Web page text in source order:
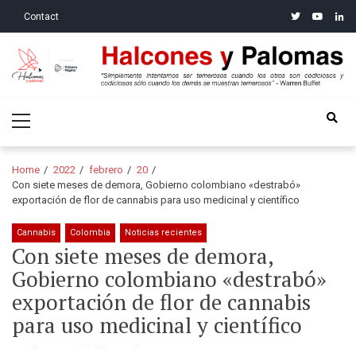
Contact twitteryoutube
Halcones y Palomas
Menu
Home 2022 febrero
20
Con siete meses de demora, Gobierno colombiano «destrabó»
exportación de flor de cannabis para uso medicinal y científico
Cannabis Colombia Noticias recientes
Con siete meses de demora,
Gobierno colombiano «destrabó»
exportación de flor de cannabis
para uso medicinal y científico